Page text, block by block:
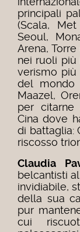
principali
(Scala,
Seoul,
Arena,
nei ruoli più
verismo
del mondo
Maazel,
per citarne
Cina dove
di battaglia:
riscosso
Claudia
belcantisti
invidiabile,
della sua
pur
cui